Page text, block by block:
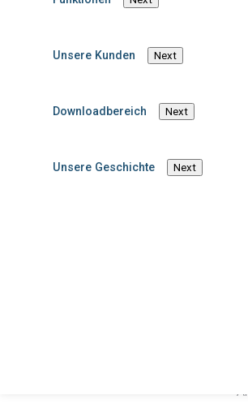
Unsere Kunden Next
Downloadbereich Next
Unsere Geschichte Next
In diesem